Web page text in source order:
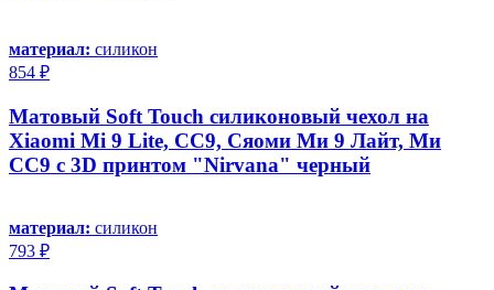
материал: силикон
854 ₽
Матовый Soft Touch силиконовый чехол на
Xiaomi Mi 9 Lite, CC9, Сяоми Ми 9 Лайт, Ми
СС9 с 3D принтом "Nirvana" черный
материал: силикон
793 ₽